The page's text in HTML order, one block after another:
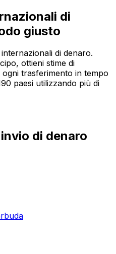
di
giusto
di denaro.
ottieni stime di
trasferimento in tempo
paesi utilizzando più di
di denaro